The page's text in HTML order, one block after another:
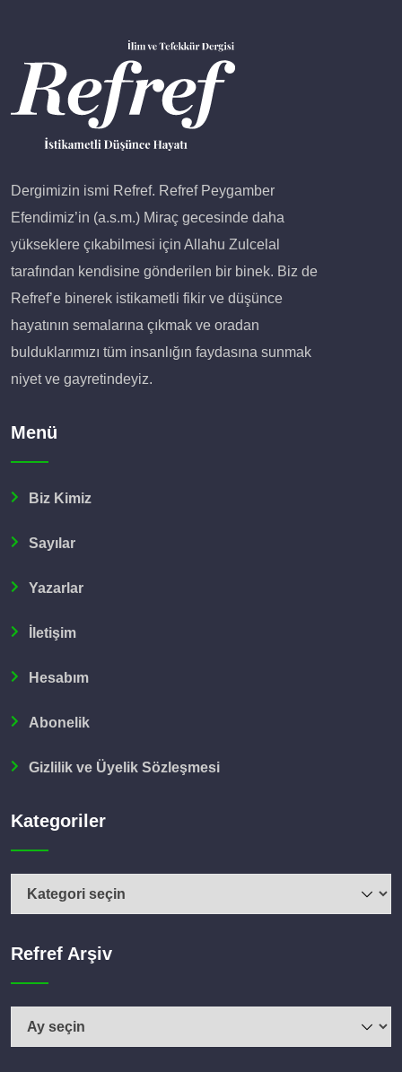
Dergimizin ismi Refref. Refref Peygamber
Efendimiz’in (a.s.m.) Miraç gecesinde daha
yükseklere çıkabilmesi için Allahu Zulcelal
tarafından kendisine gönderilen bir binek. Biz de
Refref’e binerek istikametli fikir ve düşünce
hayatının semalarına çıkmak ve oradan
bulduklarımızı tüm insanlığın faydasına sunmak
niyet ve gayretindeyiz.
Menü
Biz Kimiz
Sayılar
Yazarlar
İletişim
Hesabım
Abonelik
Gizlilik ve Üyelik Sözleşmesi
Kategoriler
Kategoriler
Refref ArşivRefref